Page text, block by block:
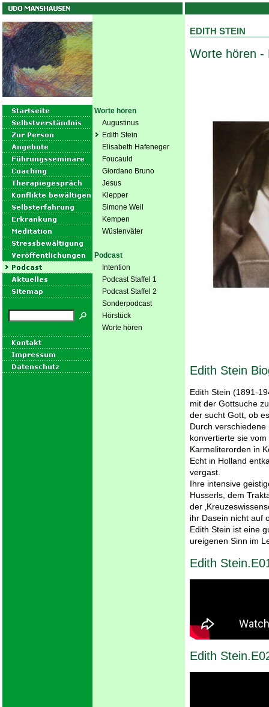
Worte hören
Augustinus
Edith Stein
Elisabeth Hafeneger
Foucauld
Giordano Bruno
Jesus
Klepper
Simone Weil
Kempen
Wüstenväter
Podcast
Intention
Podcast Staffel 1
Podcast Staffel 2
Sonderpodcast
Hörstück
Worte hören
EDITH STEIN
Worte hören -
Edith Stein
Edith Stein (1891-
mit der Gottsuche
der sucht Gott, ob
Durch
konvertierte sie
Karmeliterorden in
Echt in Holland
vergast.
Ihre intensive
Husserls, dem
der
ihr Dasein nicht auf
Edith Stein ist eine
ureigenen Sinn im
Edith
Edith